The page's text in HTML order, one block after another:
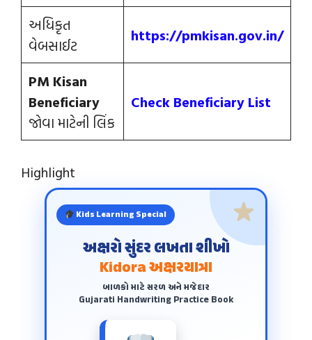
અધિકૃત
વેબસાઈટ
https://pmkisan.gov.in/
PM Kisan
Beneficiary
જોવા માટેની લિંક
Check Beneficiary List
Highlight
Kids Learning Special
અક્ષરો સુંદર લખતા શીખો
Kidora અક્ષરયાત્રા
બાળકો માટે સરળ અને મજેદાર
Gujarati Handwriting Practice Book